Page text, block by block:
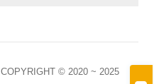
COPYRIGHT © 2020 ~ 2025